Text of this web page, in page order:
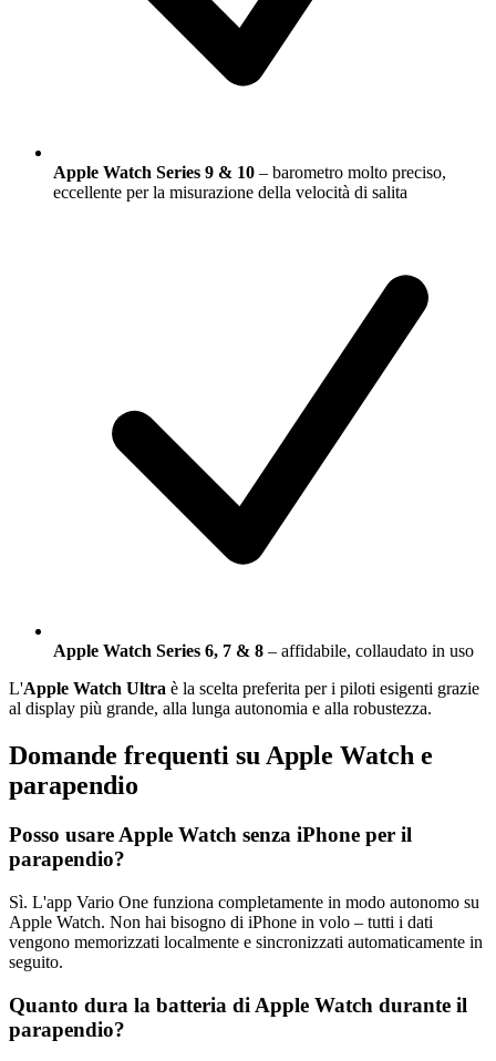
Apple Watch Series 9 & 10 – barometro molto preciso,
eccellente per la misurazione della velocità di salita
Apple Watch Series 6, 7 & 8 – affidabile, collaudato in uso
L'Apple Watch Ultra è la scelta preferita per i piloti esigenti grazie
al display più grande, alla lunga autonomia e alla robustezza.
Domande frequenti su Apple Watch e
parapendio
Posso usare Apple Watch senza iPhone per il
parapendio?
Sì. L'app Vario One funziona completamente in modo autonomo su
Apple Watch. Non hai bisogno di iPhone in volo – tutti i dati
vengono memorizzati localmente e sincronizzati automaticamente in
seguito.
Quanto dura la batteria di Apple Watch durante il
parapendio?